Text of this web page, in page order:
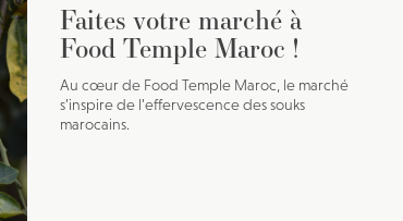
Faites votre marché à
Food Temple Maroc !
Au cœur de Food Temple Maroc, le marché
s’inspire de l’effervescence des souks
marocains.